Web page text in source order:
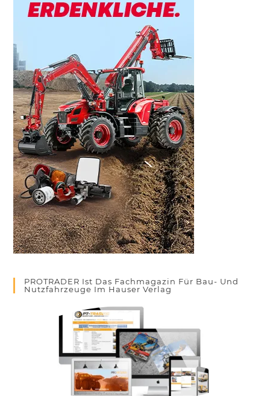
PROTRADER Ist Das Fachmagazin Für Bau- Und
Nutzfahrzeuge Im Hauser Verlag